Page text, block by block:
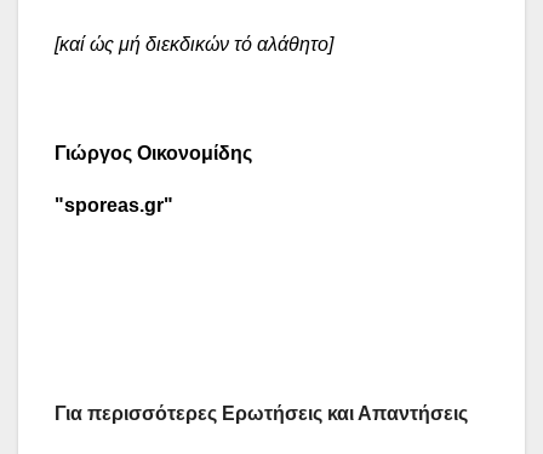
[καί ώς μή διεκδικών τό αλάθητο]
Γιώργος Οικονομίδης
"sporeas.gr"
Για περισσότερες Ερωτήσεις και Απαντήσεις